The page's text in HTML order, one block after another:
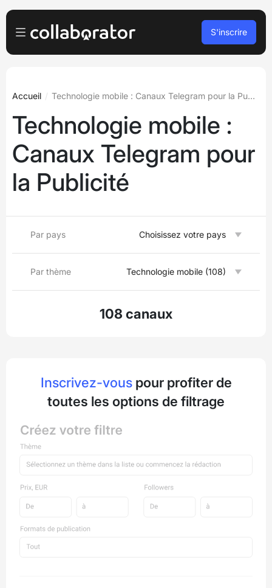
Pour les Éditeurs
Pour les agences
Podcasts et webinaires
Blog
Se connecter
S’inscrire
S'inscrire
Accueil Technologie mobile : Canaux Telegram pour la Publicité
Technologie mobile :
Canaux Telegram pour
la Publicité
Par pays Choisissez votre pays
Par thème Technologie mobile (108)
108 canaux
Inscrivez-vouspour profiter de
toutes les options de filtrage